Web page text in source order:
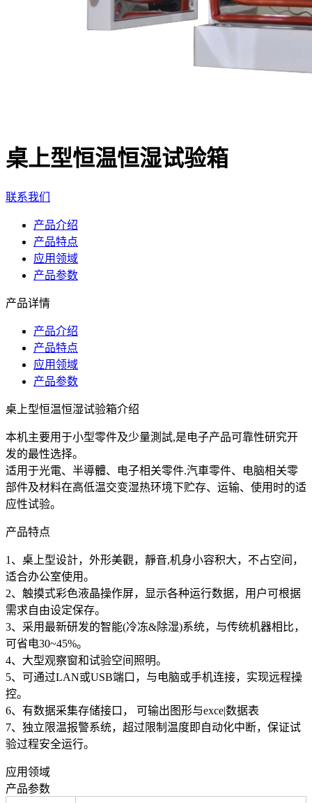
桌上型恒温恒湿试验箱
联系我们
产品介绍
产品特点
应用领域
产品参数
产品详情
产品介绍
产品特点
应用领域
产品参数
桌上型恒温恒湿试验箱介绍
本机主要用于小型零件及少量測試,是电子产品可靠性研究开
发的最性选择。
适用于光電、半導體、电子相关零件.汽車零件、电脑相关零
部件及材料在高低温交变湿热环境下贮存、运输、使用时的适
应性试验。
产品特点
1、桌上型设計，外形美觀，靜音,机身小容积大，不占空间，
适合办公室使用。
2、触摸式彩色液晶操作屏，显示各种运行数据，用户可根据
需求自由设定保存。
3、采用最新研发的智能(冷冻&除湿)系统，与传统机器相比，
可省电30~45%。
4、大型观察窗和试验空间照明。
5、可通过LAN或USB端口，与电脑或手机连接，实现远程操
控。
6、有数据采集存储接口， 可输出图形与exce|数据表
7、独立限温报警系统，超过限制温度即自动化中断，保证试
验过程安全运行。
应用领域
产品参数